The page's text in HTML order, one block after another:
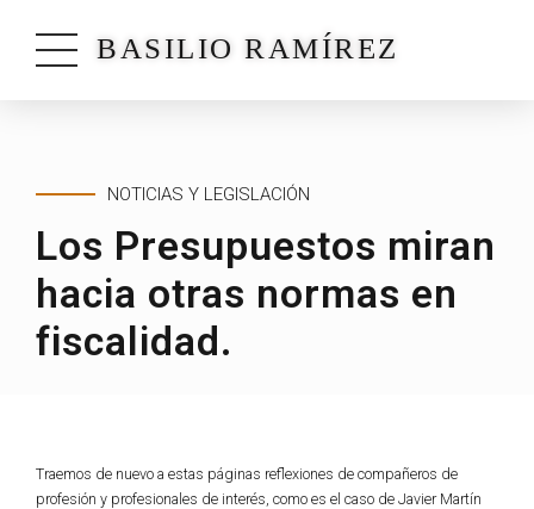
BASILIO RAMÍREZ
NOTICIAS Y LEGISLACIÓN
Los Presupuestos miran
hacia otras normas en
fiscalidad.
Traemos de nuevo a estas páginas reflexiones de compañeros de
profesión y profesionales de interés, como es el caso de Javier Martín